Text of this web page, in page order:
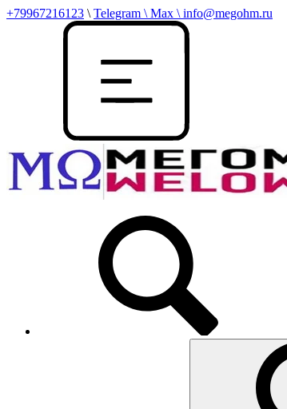
+79967216123 \ Telegram \ Max \ info@megohm.ru